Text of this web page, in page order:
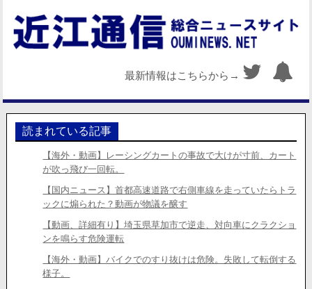
最新情報はこちらから→
読まれている記事
【海外・動画】レーシングカートの事故で大けが寸前、カート
が吹っ飛び一回転。
【国内ニュース】首都高速道路で右側車線を走っていたらトラ
ックに煽られた？動画が物議を醸す
【動画、詳細有り】埼玉県草加市で逆走、対向車にクラクショ
ンを鳴らす危険運転
【海外・動画】バイクでのすり抜けは危険。失敗して転倒する
様子。